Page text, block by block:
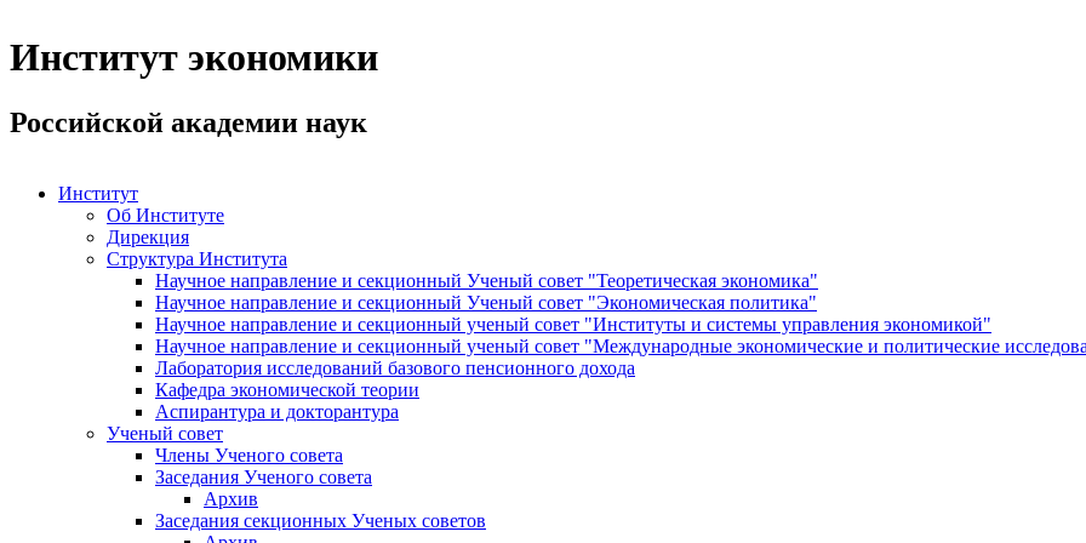
Институт экономики
Российской академии наук
Институт
Об Институте
Дирекция
Структура Института
Научное направление и секционный Ученый совет "Теоретическая экономика"
Научное направление и секционный Ученый совет "Экономическая политика"
Научное направление и секционный ученый совет "Институты и системы управления экономикой"
Научное направление и секционный ученый совет "Международные экономические и политические
Лаборатория исследований базового пенсионного дохода
Кафедра экономической теории
Аспирантура и докторантура
Ученый совет
Члены Ученого совета
Заседания Ученого совета
Архив
Заседания секционных Ученых советов